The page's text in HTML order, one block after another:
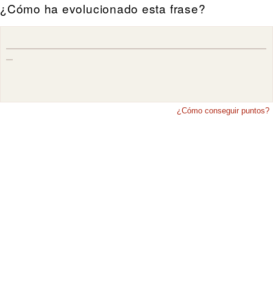
¿Cómo ha evolucionado esta frase?
¿Cómo conseguir puntos?